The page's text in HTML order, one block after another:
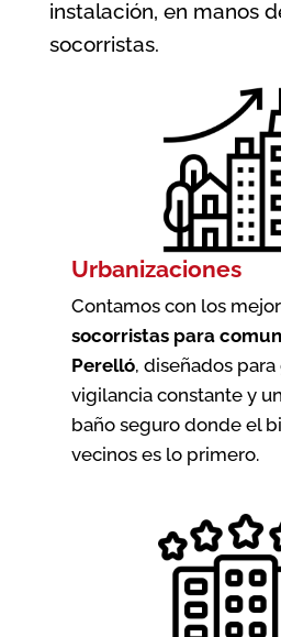
instalación, en manos
socorristas.
Urbanizaciones
Contamos con los
socorristas para
Perelló, diseñados
vigilancia constante y
baño seguro donde el
vecinos es lo primero.